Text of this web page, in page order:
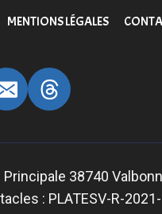
MENTIONS LÉGALES
38740
: PLATESV-R-